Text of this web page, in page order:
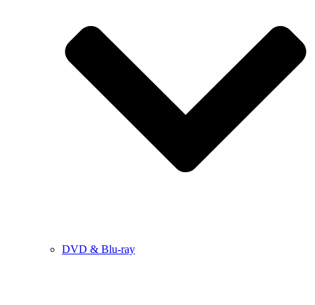
DVD & Blu-ray